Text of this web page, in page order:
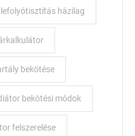
lefolyótisztítás házilag
bekötése
bekötési módok
felszerelése